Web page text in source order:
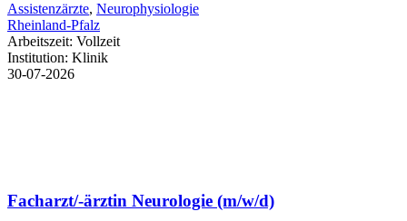
Assistenzärzte, Neurophysiologie
Rheinland-Pfalz
Arbeitszeit: Vollzeit
Institution: Klinik
30-07-2026
Facharzt/-ärztin Neurologie (m/w/d)